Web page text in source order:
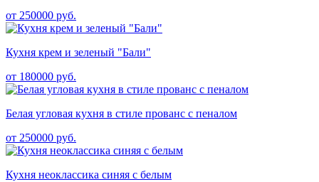
от 250000 руб.
Кухня крем и зеленый "Бали"
от 180000 руб.
Белая угловая кухня в стиле прованс с пеналом
от 250000 руб.
Кухня неоклассика синяя с белым